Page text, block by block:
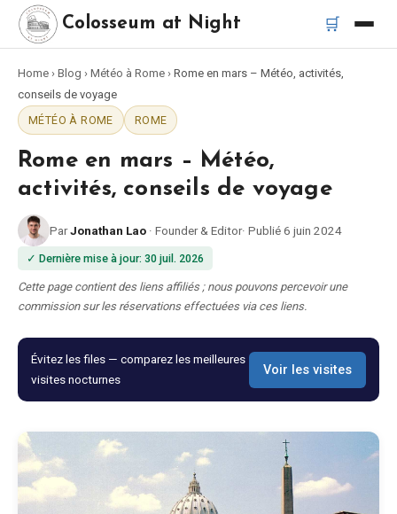
Colosseum at Night 🛒
Accueil
Meilleurs tours
Meilleurs tours de nuit du Colisée
Meilleurs tours à Rome
Bus touristique Rome
Catacombes de Rome
Blog
Boutique
Home › Blog › Météo à Rome › Rome en mars – Météo, activités,
conseils de voyage
MÉTÉO À ROME
ROME
Rome en mars – Météo,
activités, conseils de voyage
ParJonathan Lao · Founder & Editor· Publié6 juin 2024
✓ Dernière mise à jour: 30 juil. 2026
Cette page contient des liens affiliés ; nous pouvons percevoir une
commission sur les réservations effectuées via ces liens.
Évitez les files — comparez les meilleures
visites nocturnes
Voir les visites